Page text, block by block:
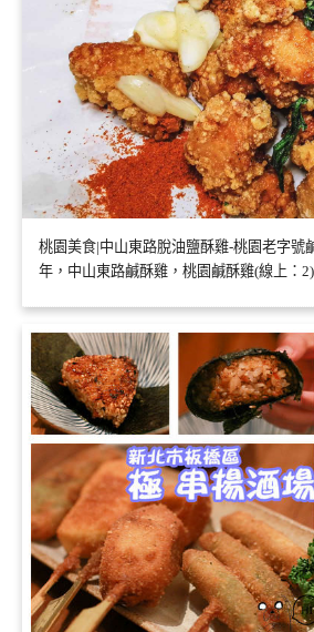
桃園美食|中山東路脫油鹽酥雞-桃園老字號
年，中山東路鹹酥雞，桃園鹹酥雞(線上：2)